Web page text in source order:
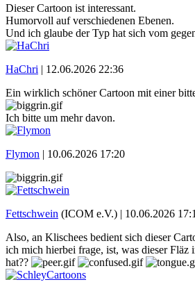
Dieser Cartoon ist interessant.
Humorvoll auf verschiedenen Ebenen.
Und ich glaube der Typ hat sich vom
HaChri | 12.06.2026 22:36
Ein wirklich schöner Cartoon mit einer
Ich bitte um mehr davon.
Flymon | 10.06.2026 17:20
Fettschwein (ICOM e.V.) | 10.06.2026
Also, an Klischees bedient sich dieser
ich mich hierbei frage, ist, was dieser Fläz
hat??